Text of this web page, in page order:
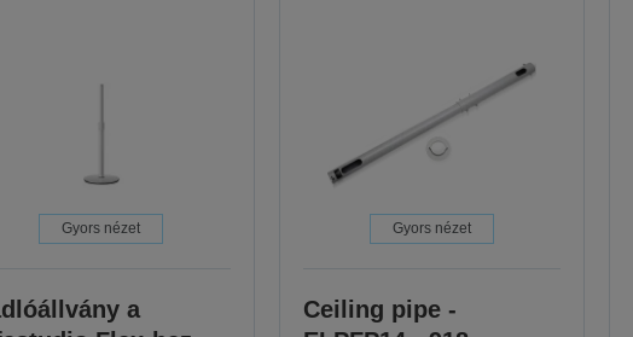
Gyors nézet
a
Gyors nézet
Ceiling pipe -